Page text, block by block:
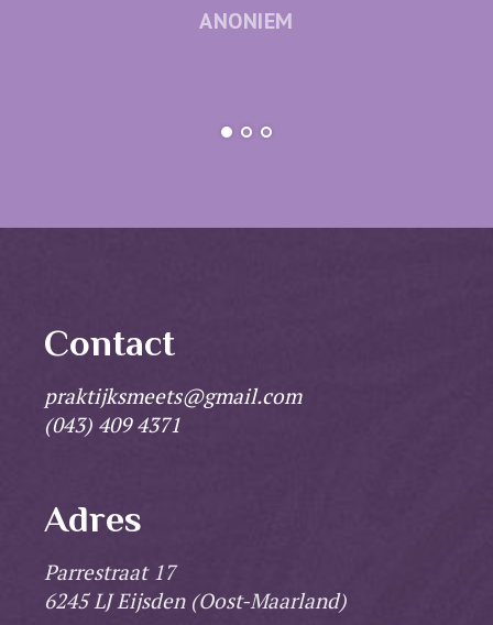
ANONIEM
Contact
praktijksmeets@gmail.com
(043) 409 4371
Adres
Parrestraat 17
6245 LJ Eijsden (Oost-Maarland)